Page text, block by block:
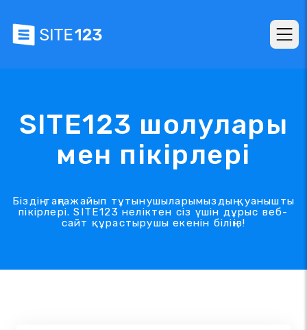
SITE123 шолулары
мен пікірлері
Біздің таңғажайып тұтынушыларымыздың қуанышты
пікірлері. SITE123 неліктен сіз үшін дұрыс веб-
сайт құрастырушы екенін біліңіз!